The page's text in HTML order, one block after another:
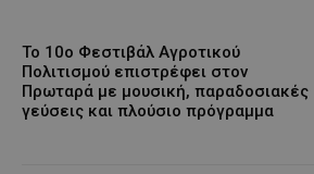
Το 10ο Φεστιβάλ Αγροτικού
Πολιτισμού επιστρέφει στον
Πρωταρά με μουσική, παραδοσιακές
γεύσεις και πλούσιο πρόγραμμα